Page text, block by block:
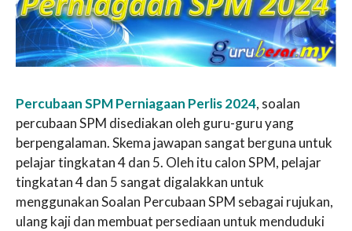
Percubaan SPM Perniagaan Perlis 2024, soalan
percubaan SPM disediakan oleh guru-guru yang
berpengalaman. Skema jawapan sangat berguna untuk
pelajar tingkatan 4 dan 5. Oleh itu calon SPM, pelajar
tingkatan 4 dan 5 sangat digalakkan untuk
menggunakan Soalan Percubaan SPM sebagai rujukan,
ulang kaji dan membuat persediaan untuk menduduki